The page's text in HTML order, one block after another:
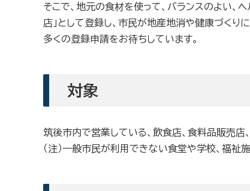
そこで、地元の食材を使って、バランスのよい
店」として登録し、市民が地産地消や健康づくり
多くの登録申請をお待ちしています。
対象
筑後市内で営業している、飲食店、食料品販売店
（注）一般市民が利用できない食堂や学校、福祉